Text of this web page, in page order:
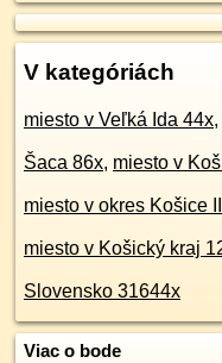
V kategóriách
miesto v Veľká Ida 44x,
Šaca 86x, miesto v
miesto v okres Košice
miesto v Košický kraj
Slovensko 31644x
Viac o bode